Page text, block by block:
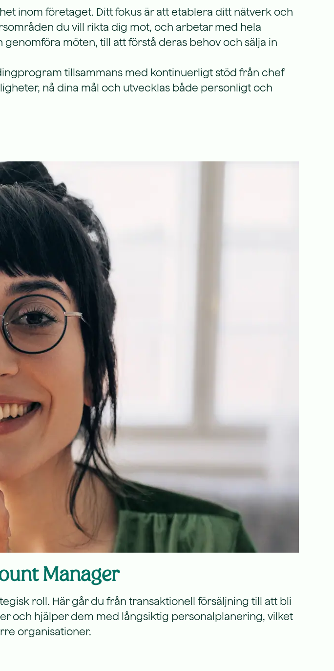
inom företaget. Ditt fokus är att etablera ditt nätverk och
du vill rikta dig mot, och arbetar med hela
möten, till att förstå deras behov och sälja in
tillsammans med kontinuerligt stöd från chef
nå dina mål och utvecklas både personligt och
Manager
roll. Här går du från transaktionell försäljning till att bli
och hjälper dem med långsiktig personalplanering, vilket
organisationer.